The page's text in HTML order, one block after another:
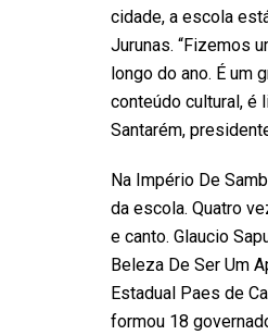
cidade, a escola
Jurunas. “Fizemos
longo do ano. É um
conteúdo cultural, é
Santarém,
Na Império De
da escola. Quatro
e canto. Glaucio
Beleza De Ser Um
Estadual Paes de
formou 18